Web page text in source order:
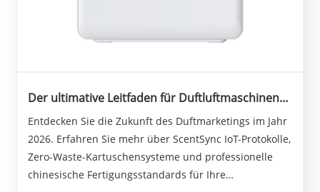
Der ultimative Leitfaden für Duftluftmaschinen
Gebäude-IoT, Zero-Waste-OEM-Lösungen und
chinesische Fertigungsstandards
Entdecken Sie die Zukunft des Duftmarketings im Jahr
2026. Erfahren Sie mehr über ScentSync IoT-Protokolle,
Zero-Waste-Kartuschensysteme und professionelle
chinesische Fertigungsstandards für Ihre